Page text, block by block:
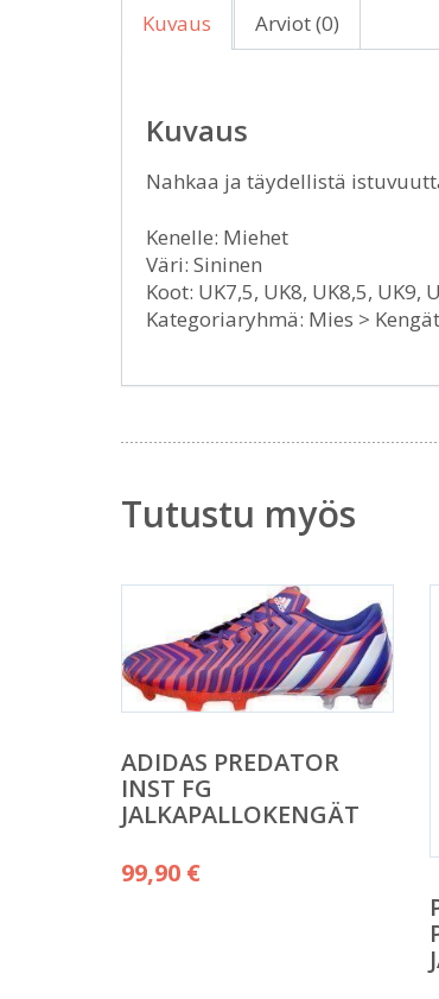
Kuvaus Arviot (0)
Kuvaus
Nahkaa ja täydellistä
Kenelle: Miehet
Väri: Sininen
Koot: UK7,5, UK8, UK8,5, UK9,
Kategoriaryhmä: Mies >
Tutustu myös
ADIDAS PREDATOR
INST FG
JALKAPALLOKENGÄT
99,90 €